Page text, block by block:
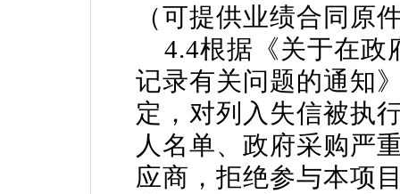
（可提供业绩合同原
4.4根据《关于在政
记录有关问题的通知
定，对列入失信被执
人名单、政府采购严
应商，拒绝参与本项